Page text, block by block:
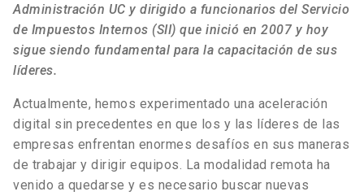
Administración UC y dirigido a funcionarios del Servicio
de Impuestos Internos (SII) que inició en 2007 y hoy
sigue siendo fundamental para la capacitación de sus
líderes.
Actualmente, hemos experimentado una aceleración
digital sin precedentes en que los y las líderes de las
empresas enfrentan enormes desafíos en sus maneras
de trabajar y dirigir equipos. La modalidad remota ha
venido a quedarse y es necesario buscar nuevas